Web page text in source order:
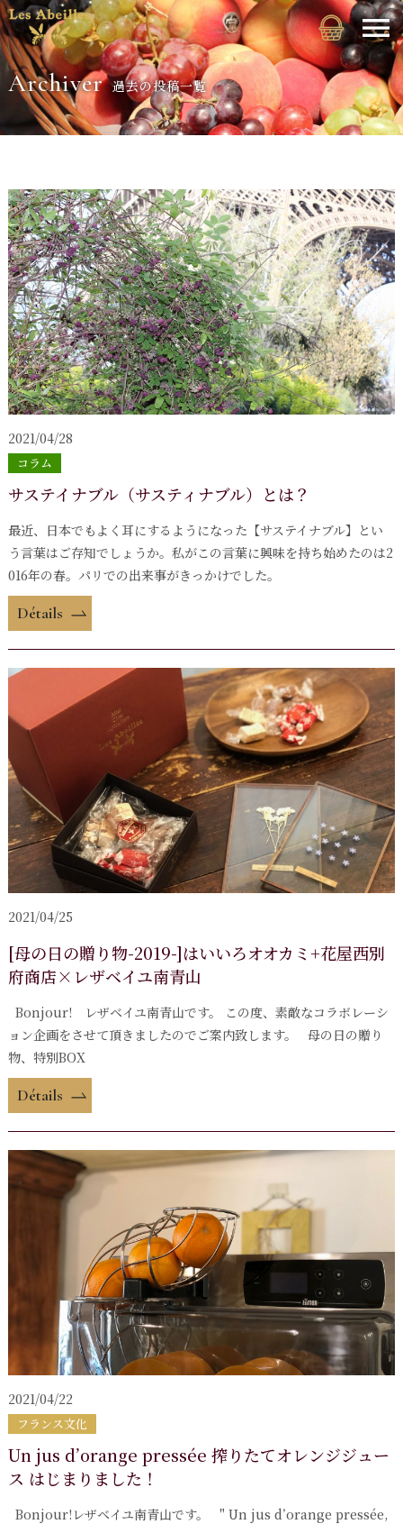
Archiver 過去の投稿一覧
2021/04/28
コラム
サステイナブル（サスティナブル）とは？
最近、日本でもよく耳にするようになった【サステイナブル】とい
う言葉はご存知でしょうか。私がこの言葉に興味を持ち始めたのは2
016年の春。パリでの出来事がきっかけでした。
Détails
2021/04/25
[母の日の贈り物-2019-]はいいろオオカミ+花屋西別
府商店×レザベイユ南青山
Bonjour! レザベイユ南青山です。 この度、素敵なコラボレーシ
ョン企画をさせて頂きましたのでご案内致します。 母の日の贈り
物、特別BOX
Détails
2021/04/22
フランス文化
Un jus d’orange pressée 搾りたてオレンジジュー
ス はじまりました！
Bonjour!レザベイユ南青山です。 " Un jus d’orange pressée,